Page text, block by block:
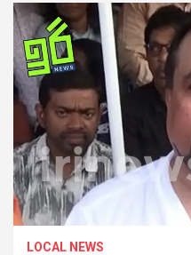
LOCAL NEWS